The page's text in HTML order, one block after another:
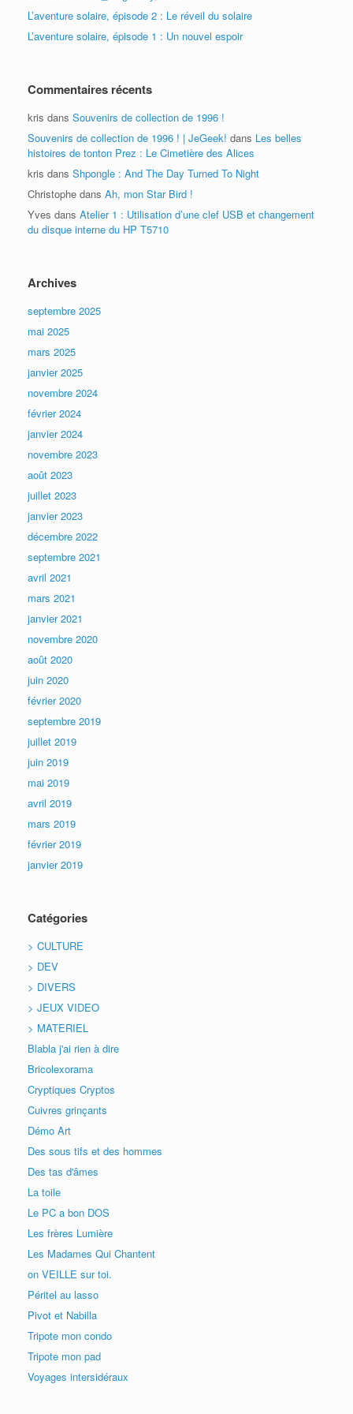
L’aventure solaire, épisode 2 : Le réveil du solaire
L’aventure solaire, épisode 1 : Un nouvel espoir
Commentaires récents
kris dans Souvenirs de collection de 1996 !
Souvenirs de collection de 1996 ! | JeGeek! dans Les belles
histoires de tonton Prez : Le Cimetière des Alices
kris dans Shpongle : And The Day Turned To Night
Christophe dans Ah, mon Star Bird !
Yves dans Atelier 1 : Utilisation d’une clef USB et changement
du disque interne du HP T5710
Archives
septembre 2025
mai 2025
mars 2025
janvier 2025
novembre 2024
février 2024
janvier 2024
novembre 2023
août 2023
juillet 2023
janvier 2023
décembre 2022
septembre 2021
avril 2021
mars 2021
janvier 2021
novembre 2020
août 2020
juin 2020
février 2020
septembre 2019
juillet 2019
juin 2019
mai 2019
avril 2019
mars 2019
février 2019
janvier 2019
Catégories
> CULTURE
> DEV
> DIVERS
> JEUX VIDEO
> MATERIEL
Blabla j'ai rien à dire
Bricolexorama
Cryptiques Cryptos
Cuivres grinçants
Démo Art
Des sous tifs et des hommes
Des tas d'âmes
La toile
Le PC a bon DOS
Les frères Lumière
Les Madames Qui Chantent
on VEILLE sur toi.
Péritel au lasso
Pivot et Nabilla
Tripote mon condo
Tripote mon pad
Voyages intersidéraux